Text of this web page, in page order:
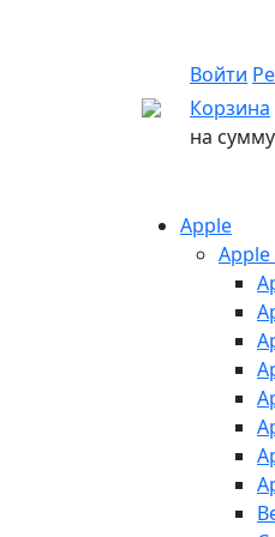
Войти
Корзина
на сумму
Apple
Apple